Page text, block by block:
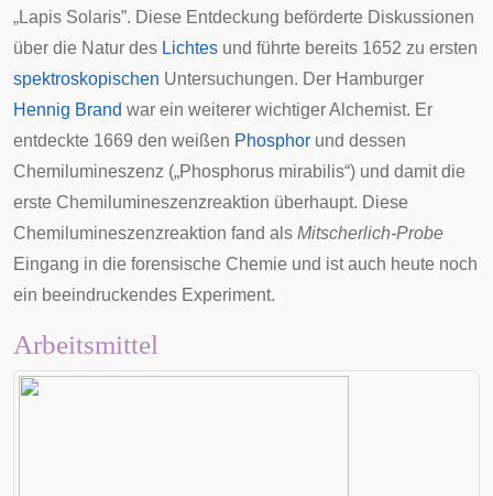
„Lapis Solaris”. Diese Entdeckung beförderte Diskussionen
über die Natur des Lichtes und führte bereits 1652 zu ersten
spektroskopischen Untersuchungen. Der Hamburger
Hennig Brand war ein weiterer wichtiger Alchemist. Er
entdeckte 1669 den weißen Phosphor und dessen
Chemilumineszenz („Phosphorus mirabilis“) und damit die
erste Chemilumineszenzreaktion überhaupt. Diese
Chemilumineszenzreaktion fand als Mitscherlich-Probe
Eingang in die forensische Chemie und ist auch heute noch
ein beeindruckendes Experiment.
Arbeitsmittel